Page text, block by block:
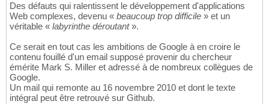
Des défauts qui ralentissent le développement d'applications
Web complexes, devenu « beaucoup trop difficile » et un
véritable « labyrinthe déroutant».
Ce serait en tout cas les ambitions de Google à en croire le
contenu fouillé d'un email supposé provenir du chercheur
émérite Mark S. Miller et adressé à de nombreux collègues de
Google.
Un mail qui remonte au 16 novembre 2010 et dont le texte
intégral peut être retrouvé sur Github.